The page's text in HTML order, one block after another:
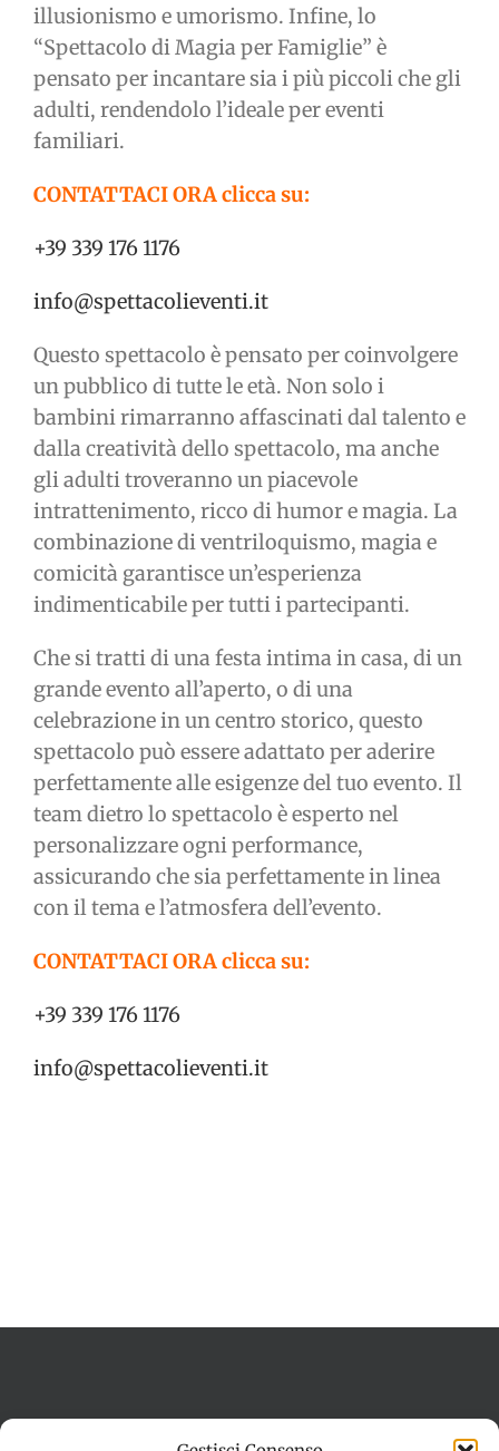
illusionismo e umorismo. Infine, lo
“Spettacolo di Magia per Famiglie” è
pensato per incantare sia i più piccoli che gli
adulti, rendendolo l’ideale per eventi
familiari.
CONTATTACI ORA clicca su:
+39 339 176 1176
info@spettacolieventi.it
Questo spettacolo è pensato per coinvolgere
un pubblico di tutte le età. Non solo i
bambini rimarranno affascinati dal talento e
dalla creatività dello spettacolo, ma anche
gli adulti troveranno un piacevole
intrattenimento, ricco di humor e magia. La
combinazione di ventriloquismo, magia e
comicità garantisce un’esperienza
indimenticabile per tutti i partecipanti.
Che si tratti di una festa intima in casa, di un
grande evento all’aperto, o di una
celebrazione in un centro storico, questo
spettacolo può essere adattato per aderire
perfettamente alle esigenze del tuo evento. Il
team dietro lo spettacolo è esperto nel
personalizzare ogni performance,
assicurando che sia perfettamente in linea
con il tema e l’atmosfera dell’evento.
CONTATTACI ORA clicca su:
+39 339 176 1176
info@spettacolieventi.it